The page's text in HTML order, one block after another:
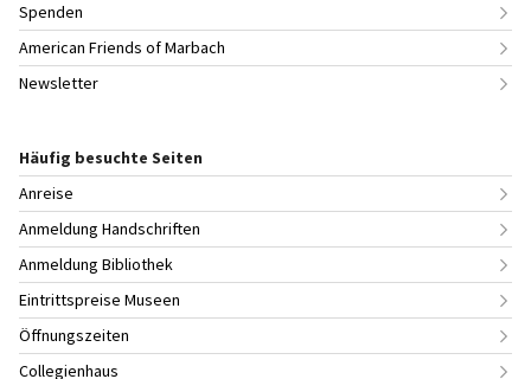
Spenden
American Friends of Marbach
Newsletter
Häufig besuchte Seiten
Anreise
Anmeldung Handschriften
Anmeldung Bibliothek
Eintrittspreise Museen
Öffnungszeiten
Collegienhaus